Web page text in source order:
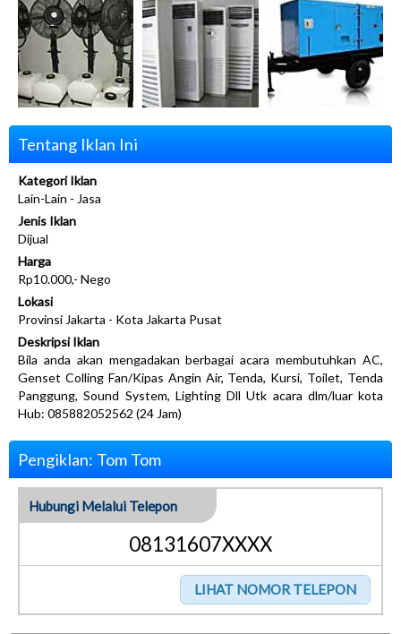
Tentang Iklan Ini
Kategori Iklan
Lain-Lain - Jasa
Jenis Iklan
Dijual
Harga
Rp10.000,- Nego
Lokasi
Provinsi Jakarta - Kota Jakarta Pusat
Deskripsi Iklan
Bila anda akan mengadakan berbagai acara membutuhkan AC,
Genset Colling Fan/Kipas Angin Air, Tenda, Kursi, Toilet, Tenda
Panggung, Sound System, Lighting Dll Utk acara dlm/luar kota
Hub: 085882052562 (24 Jam)
Pengiklan: Tom Tom
Hubungi Melalui Telepon
08131607XXXX